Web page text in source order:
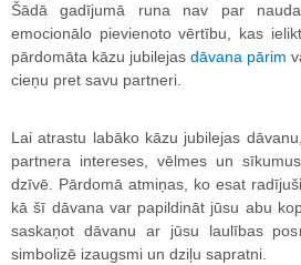
Šādā gadījumā runa nav par
emocionālo pievienoto vērtību, kas
pārdomāta kāzu jubilejas dāvana pārim
cieņu pret savu partneri.
Lai atrastu labāko kāzu jubilejas
partnera intereses, vēlmes un
dzīvē. Pārdomā atmiņas, ko esat
kā šī dāvana var papildināt jūsu abu
saskaņot dāvanu ar jūsu laulības
simbolizē izaugsmi un dziļu sapratni.